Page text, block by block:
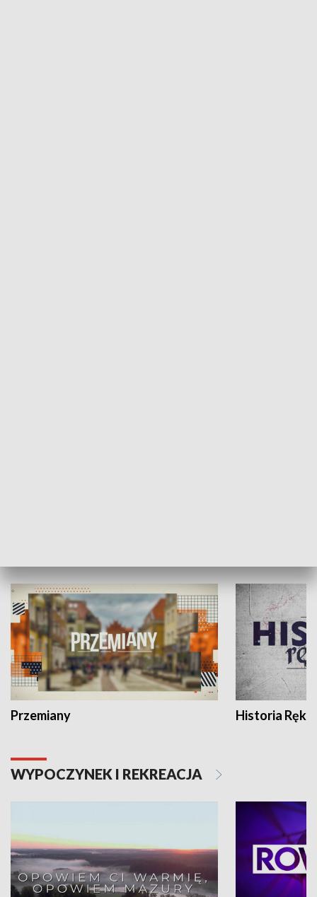
Przemiany Historia Ręką
WYPOCZYNEK I REKREACJA